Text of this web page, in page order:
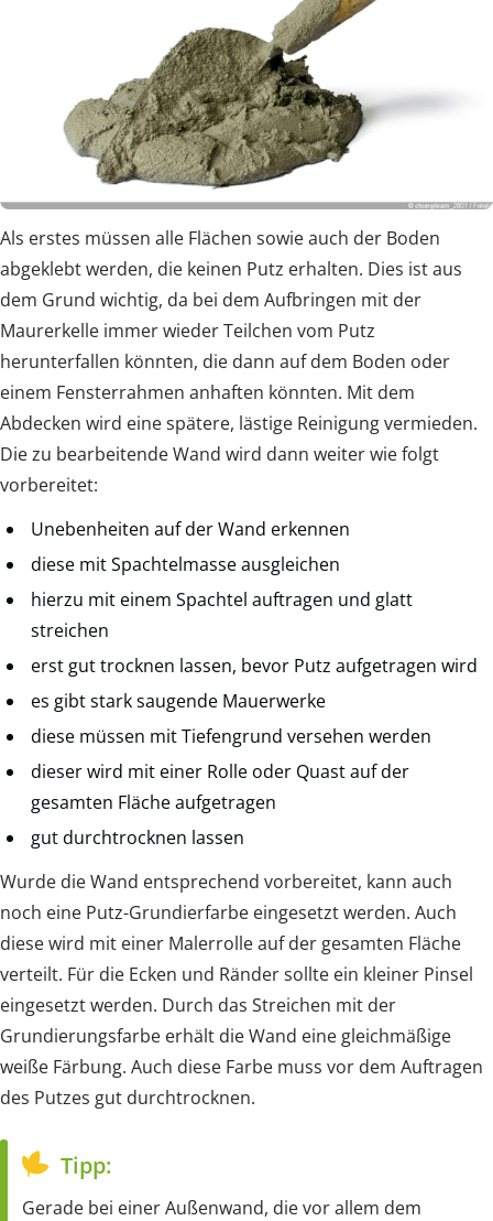
Als erstes müssen alle Flächen sowie auch der Boden
abgeklebt werden, die keinen Putz erhalten. Dies ist aus
dem Grund wichtig, da bei dem Aufbringen mit der
Maurerkelle immer wieder Teilchen vom Putz
herunterfallen könnten, die dann auf dem Boden oder
einem Fensterrahmen anhaften könnten. Mit dem
Abdecken wird eine spätere, lästige Reinigung vermieden.
Die zu bearbeitende Wand wird dann weiter wie folgt
vorbereitet:
Unebenheiten auf der Wand erkennen
diese mit Spachtelmasse ausgleichen
hierzu mit einem Spachtel auftragen und glatt
streichen
erst gut trocknen lassen, bevor Putz aufgetragen wird
es gibt stark saugende Mauerwerke
diese müssen mit Tiefengrund versehen werden
dieser wird mit einer Rolle oder Quast auf der
gesamten Fläche aufgetragen
gut durchtrocknen lassen
Wurde die Wand entsprechend vorbereitet, kann auch
noch eine Putz-Grundierfarbe eingesetzt werden. Auch
diese wird mit einer Malerrolle auf der gesamten Fläche
verteilt. Für die Ecken und Ränder sollte ein kleiner Pinsel
eingesetzt werden. Durch das Streichen mit der
Grundierungsfarbe erhält die Wand eine gleichmäßige
weiße Färbung. Auch diese Farbe muss vor dem Auftragen
des Putzes gut durchtrocknen.
Tipp:
Gerade bei einer Außenwand, die vor allem dem